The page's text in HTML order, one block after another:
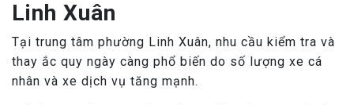
Linh Xuân
Tại trung tâm phường Linh Xuân, nhu cầu kiểm tra và
thay ắc quy ngày càng phổ biến do số lượng xe cá
nhân và xe dịch vụ tăng mạnh.